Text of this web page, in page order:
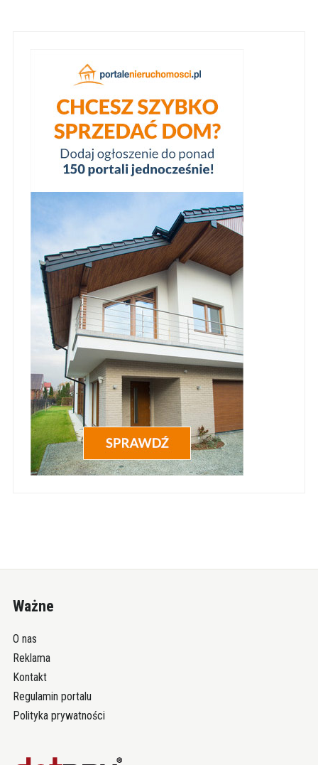
Ważne
O nas
Reklama
Kontakt
Regulamin portalu
Polityka prywatności